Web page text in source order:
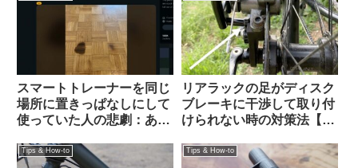
スマートトレーナーを同じ
場所に置きっぱなしにして
使っていた人の悲劇：あな
示板から）
リアラックの足がディスク
ブレーキに干渉して取り付
けられない時の対策法【大
Tips & How-to Tips & How-to